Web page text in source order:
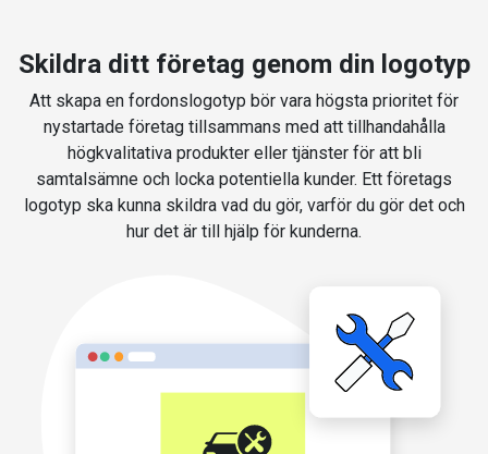
Skildra ditt företag genom din logotyp
Att skapa en fordonslogotyp bör vara högsta prioritet för
nystartade företag tillsammans med att tillhandahålla
högkvalitativa produkter eller tjänster för att bli
samtalsämne och locka potentiella kunder. Ett företags
logotyp ska kunna skildra vad du gör, varför du gör det och
hur det är till hjälp för kunderna.